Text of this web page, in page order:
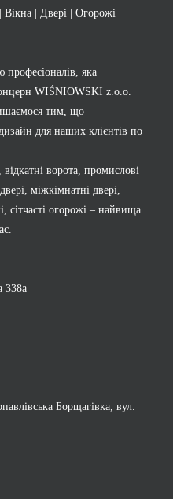
| Двері | Огорожі
яка
WIŚNIOWSKI z.o.o.
тим, що
для наших клієнтів по
ворота, промислові
міжкімнатні двері,
сітчасті огорожі – найвища
338а
Борщагівка, вул.